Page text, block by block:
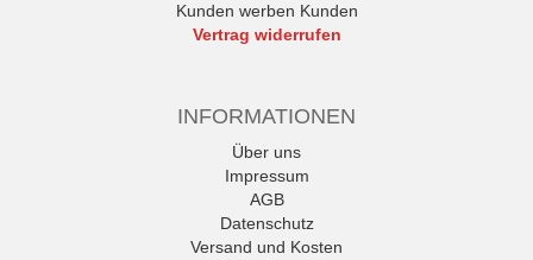
Kunden werben Kunden
Vertrag widerrufen
INFORMATIONEN
Über uns
Impressum
AGB
Datenschutz
Versand und Kosten